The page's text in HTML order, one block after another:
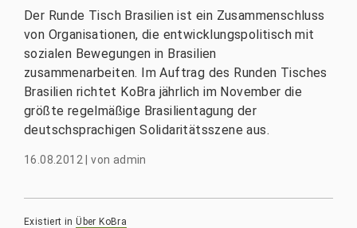
Der Runde Tisch Brasilien ist ein Zusammenschluss
von Organisationen, die entwicklungspolitisch mit
sozialen Bewegungen in Brasilien
zusammenarbeiten. Im Auftrag des Runden Tisches
Brasilien richtet KoBra jährlich im November die
größte regelmäßige Brasilientagung der
deutschsprachigen Solidaritätsszene aus.
16.08.2012 |von admin
Existiert in Über KoBra